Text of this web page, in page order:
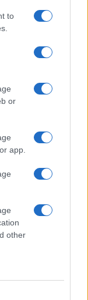
to
or
app.
other